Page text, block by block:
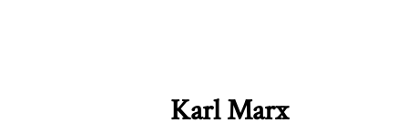
Karl Marx